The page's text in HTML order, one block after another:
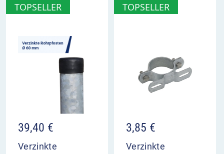
TOPSELLER
39,40 €
Verzinkte
TOPSELLER
3,85 €
Verzinkte